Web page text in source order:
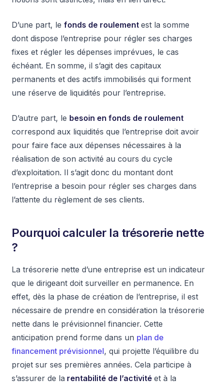
D’une part, le fonds de roulement est la somme
dont dispose l’entreprise pour régler ses charges
fixes et régler les dépenses imprévues, le cas
échéant. En somme, il s’agit des capitaux
permanents et des actifs immobilisés qui forment
une réserve de liquidités pour l’entreprise.
D’autre part, le besoin en fonds de roulement
correspond aux liquidités que l’entreprise doit avoir
pour faire face aux dépenses nécessaires à la
réalisation de son activité au cours du cycle
d’exploitation. Il s’agit donc du montant dont
l’entreprise a besoin pour régler ses charges dans
l’attente du règlement de ses clients.
Pourquoi calculer la trésorerie nette
?
La trésorerie nette d’une entreprise est un indicateur
que le dirigeant doit surveiller en permanence. En
effet, dès la phase de création de l’entreprise, il est
nécessaire de prendre en considération la trésorerie
nette dans le prévisionnel financier. Cette
anticipation prend forme dans un plan de
financement prévisionnel, qui projette l’équilibre du
projet sur ses premières années. Cela participe à
s’assurer de la rentabilité de l’activité et à la